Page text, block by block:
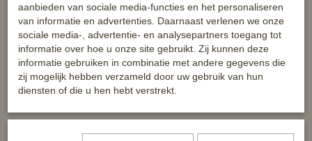
aanbieden van sociale media-functies en het personaliseren
van informatie en advertenties. Daarnaast verlenen we onze
sociale media-, advertentie- en analysepartners toegang tot
informatie over hoe u onze site gebruikt. Zij kunnen deze
informatie gebruiken in combinatie met andere gegevens die
zij mogelijk hebben verzameld door uw gebruik van hun
diensten of die u hen hebt verstrekt.